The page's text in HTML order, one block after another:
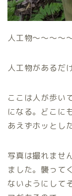
人工物〜〜〜〜
人工物があるだ
ここは人が歩い
になる。どこに
あえずホッとし
写真は撮れませ
ました。襲って
ないようにして